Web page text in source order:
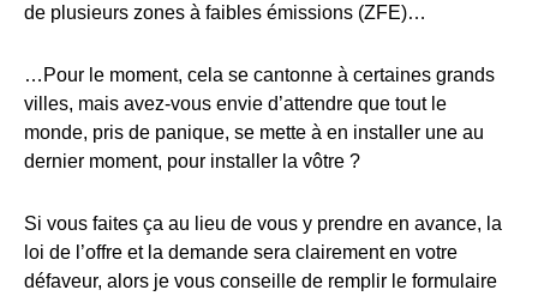
de plusieurs zones à faibles émissions (ZFE)…
…Pour le moment, cela se cantonne à certaines grands
villes, mais avez-vous envie d’attendre que tout le
monde, pris de panique, se mette à en installer une au
dernier moment, pour installer la vôtre ?
Si vous faites ça au lieu de vous y prendre en avance, la
loi de l’offre et la demande sera clairement en votre
défaveur, alors je vous conseille de remplir le formulaire